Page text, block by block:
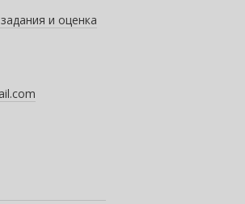
и оценка